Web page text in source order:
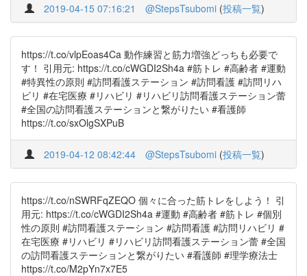
2019-04-15 07:16:21 @StepsTsubomi (投稿一覧)
https://t.co/vlpEoas4Ca 動作練習と筋力増強どっちも必要で
す！ 引用元: https://t.co/cWGDI2Sh4a #筋トレ #高齢者 #運動
#特異性の原則 #訪問看護ステーション #訪問看護 #訪問リハ
ビリ #在宅医療 #リハビリ #リハビリ訪問看護ステーション蕾
#全国の訪問看護ステーションと繋がりたい #看護師
https://t.co/sxOlgSXPuB
2019-04-12 08:42:44 @StepsTsubomi (投稿一覧)
https://t.co/nSWRFqZEQO 個々に合った筋トレをしよう！ 引
用元: https://t.co/cWGDI2Sh4a #運動 #高齢者 #筋トレ #個別
性の原則 #訪問看護ステーション #訪問看護 #訪問リハビリ #
在宅医療 #リハビリ #リハビリ訪問看護ステーション蕾 #全国
の訪問看護ステーションと繋がりたい #看護師 #理学療法士
https://t.co/M2pYn7x7E5